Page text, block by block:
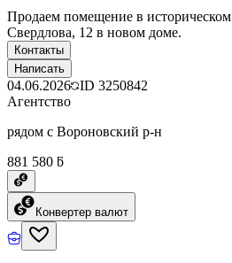
Продаем помещение в
Свердлова, 12 в новом доме.
Контакты
Написать
04.06.2026 ID 3250842
Агентство
рядом с Вороновский р-н
881 580 ƃ
Конвертер валют